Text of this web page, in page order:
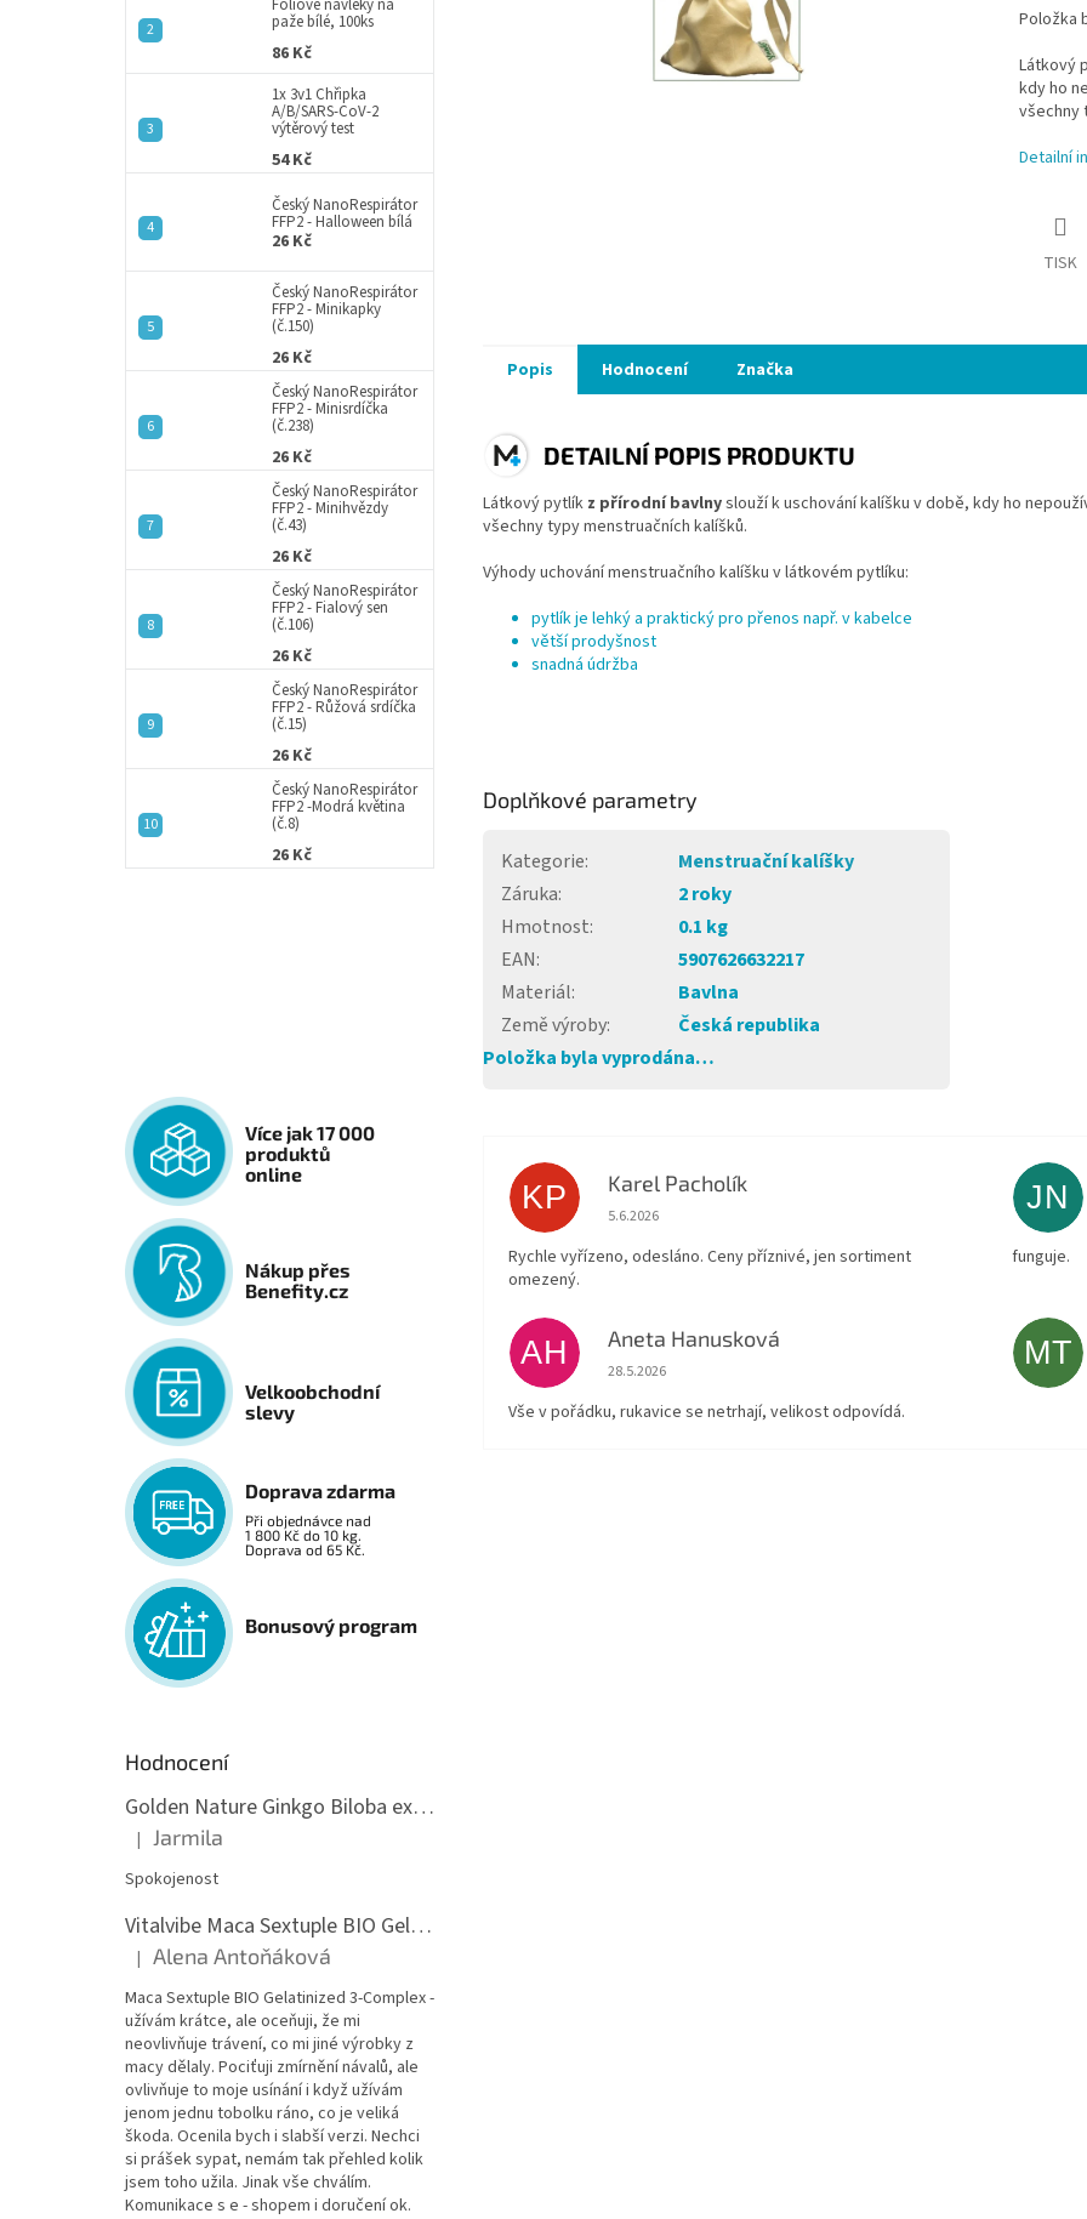
paže bílé, 100ks
86 Kč
1x 3v1 Chřipka
A/B/SARS-CoV-2
výtěrový test
54 Kč
Český NanoRespirátor
FFP2 - Halloween bílá
26 Kč
Český NanoRespirátor
FFP2 - Minikapky
(č.150)
26 Kč
Český NanoRespirátor
FFP2 - Minisrdíčka
(č.238)
26 Kč
Český NanoRespirátor
FFP2 - Minihvězdy
(č.43)
26 Kč
Český NanoRespirátor
FFP2 - Fialový sen
(č.106)
26 Kč
Český NanoRespirátor
FFP2 - Růžová srdíčka
(č.15)
26 Kč
Český NanoRespirátor
FFP2 -Modrá květina
(č.8)
26 Kč
Více jak 17 000
produktů
online
Nákup přes
Benefity.cz
Velkoobchodní
slevy
Doprava zdarma
Při objednávce nad
1 800 Kč do 10 kg.
Doprava od 65 Kč.
Bonusový program
Hodnocení
Golden Nature Ginkgo Biloba extrakt 50:1 60mg, 100 kapslí
Hodnocení produktu je 5 z 5 hvězdiček.
| Jarmila
Spokojenost
Vitalvibe Maca Sextuple BIO Gelatinized 3-Complex, 60 kapslí
Hodnocení produktu je 5 z 5 hvězdiček.
| Alena Antoňáková
Maca Sextuple BIO Gelatinized 3-Complex -
užívám krátce, ale oceňuji, že mi
neovlivňuje trávení, co mi jiné výrobky z
macy dělaly. Pociťuji zmírnění návalů, ale
ovlivňuje to moje usínání i když užívám
jenom jednu tobolku ráno, co je veliká
škoda. Ocenila bych i slabší verzi. Nechci
si prášek sypat, nemám tak přehled kolik
jsem toho užila. Jinak vše chválím.
Komunikace s e - shopem i doručení ok.
Položka
Látkový
kdy ho
všechny
Detailní
TISK
Popis Hodnocení Značka
DETAILNÍ POPIS PRODUKTU
Látkový pytlík z přírodní bavlnyslouží k uschování kalíšku v době, kdy ho
všechny typy menstruačních kalíšků.
Výhody uchování menstruačního kalíšku v látkovém pytlíku:
pytlík je lehký a praktický pro přenos např. v kabelce
větší prodyšnost
snadná údržba
Doplňkové parametry
Kategorie:
Menstruační kalíšky
Záruka:
2 roky
Hmotnost:
0.1 kg
EAN:
5907626632217
Materiál:
Bavlna
Země výroby:
Česká republika
Položka byla vyprodána…
KP Karel Pacholík
Hodnocení obchodu je 4 z 5 hvězdiček.
5.6.2026
Rychle vyřízeno, odesláno. Ceny příznivé, jen sortiment
omezený.
JN
funguje.
AH Aneta Hanusková
Hodnocení obchodu je 5 z 5 hvězdiček.
28.5.2026
Vše v pořádku, rukavice se netrhají, velikost odpovídá.
MT